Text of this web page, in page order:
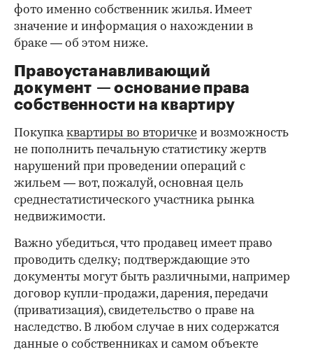
00:00 / 00:00
фото именно собственник жилья. Имеет
значение и информация о нахождении в
браке — об этом ниже.
Правоустанавливающий
документ — основание права
собственности на квартиру
Покупкаквартиры во вторичке и возможность
не пополнить печальную статистику жертв
нарушений при проведении операций с
жильем — вот, пожалуй, основная цель
среднестатистического участника рынка
недвижимости.
Важно убедиться, что продавец имеет право
проводить сделку; подтверждающие это
документы могут быть различными, например
договор купли-продажи, дарения, передачи
(приватизация), свидетельство о праве на
наследство. В любом случае в них содержатся
данные о собственниках и самом объекте